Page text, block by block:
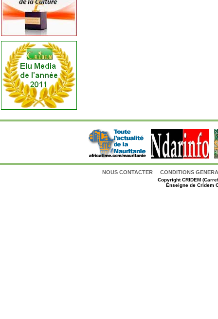
NOUS CONTACTER CONDITIONS
CopyrightCRIDEM
Enseigne de Cridem